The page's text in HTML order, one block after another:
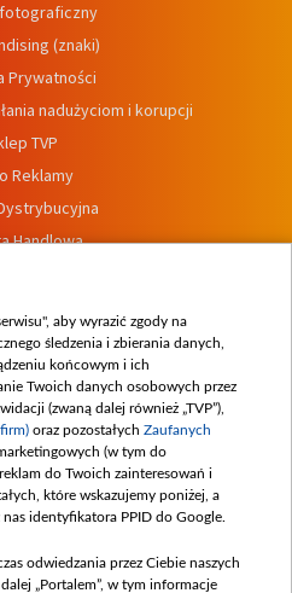
(znaki)
Prywatności
nadużyciom i korupcji
TVP
Reklamy
Handlowa
wewnętrznych
aby wyrazić zgody na
śledzenia i zbierania danych,
końcowym i ich
Twoich danych osobowych przez
(zwaną dalej również „TVP”),
oraz pozostałych Zaufanych
(w tym do
do Twoich zainteresowań i
które wskazujemy poniżej, a
identyfikatora PPID do Google.
odwiedzania przez Ciebie naszych
„Portalem”, w tym informacje